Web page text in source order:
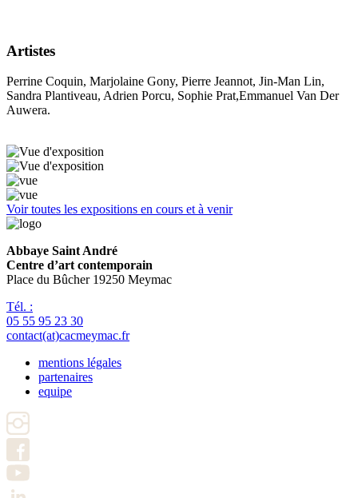
Artistes
Perrine Coquin, Marjolaine Gony, Pierre Jeannot, Jin-Man Lin,
Sandra Plantiveau, Adrien Porcu, Sophie Prat,Emmanuel Van Der
Auwera.
Voir toutes les expositions en cours et à venir
Abbaye Saint André
Centre d’art contemporain
Place du Bûcher 19250 Meymac
Tél. :
05 55 95 23 30
contact(at)cacmeymac.fr
Pied
page
mentions légales
partenaires
equipe